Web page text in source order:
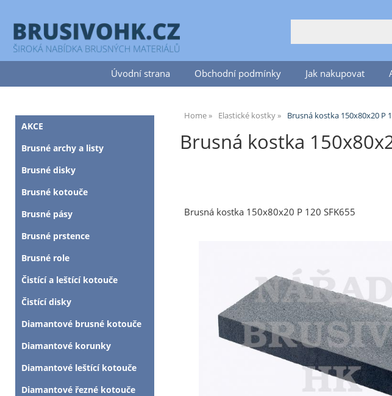
Úvodní strana Obchodní podmínky Jak nakupovat
Home Elastické kostky Brusná kostka 150x80x20 P
Brusná kostka
Brusná kostka 150x80x20 P 120 SFK655
AKCE
Brusné archy a listy
Brusné disky
Brusné kotouče
Brusné pásy
Brusné prstence
Brusné role
Čistící a leštící kotouče
Čistící disky
Diamantové brusné kotouče
Diamantové korunky
Diamantové leštící kotouče
Diamantové řezné kotouče